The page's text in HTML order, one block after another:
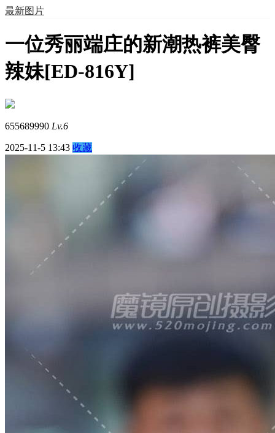
最新图片
一位秀丽端庄的新潮热裤美臀
辣妹[ED-816Y]
655689990 Lv.6
2025-11-5 13:43 收藏